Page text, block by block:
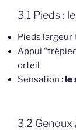
3.1 Pieds :
Pieds largeur
Appui
orteil
Sensation :
3.2 Genoux